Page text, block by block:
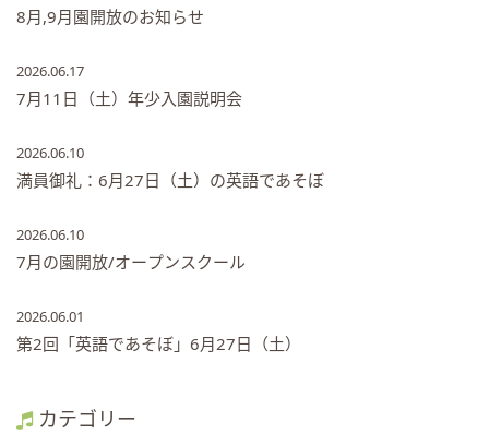
8月,9月園開放のお知らせ
2026.06.17
7月11日（土）年少入園説明会
2026.06.10
満員御礼：6月27日（土）の英語であそぼ
2026.06.10
7月の園開放/オープンスクール
2026.06.01
第2回「英語であそぼ」6月27日（土）
カテゴリー